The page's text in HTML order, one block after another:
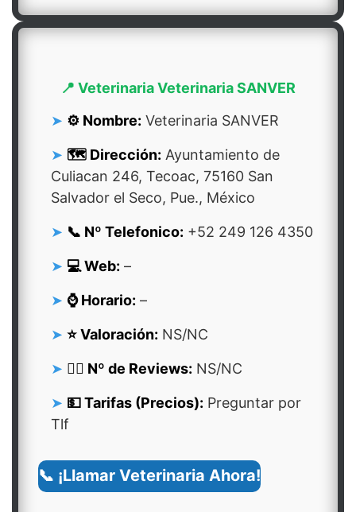
📍 Veterinaria Veterinaria SANVER
⚙️ Nombre: Veterinaria SANVER
🗺️ Dirección: Ayuntamiento de
Culiacan 246, Tecoac, 75160 San
Salvador el Seco, Pue., México
📞 Nº Telefonico: +52 249 126 4350
💻 Web: –
⌚ Horario: –
⭐ Valoración: NS/NC
👍🏻 Nº de Reviews: NS/NC
💵 Tarifas (Precios): Preguntar por
Tlf
📞 ¡Llamar Veterinaria Ahora!